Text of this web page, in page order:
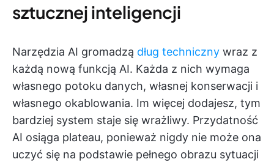
sztucznej inteligencji
Narzędzia AI gromadzą dług techniczny wraz z
każdą nową funkcją AI. Każda z nich wymaga
własnego potoku danych, własnej konserwacji i
własnego okablowania. Im więcej dodajesz, tym
bardziej system staje się wrażliwy. Przydatność
AI osiąga plateau, ponieważ nigdy nie może ona
uczyć się na podstawie pełnego obrazu sytuacji